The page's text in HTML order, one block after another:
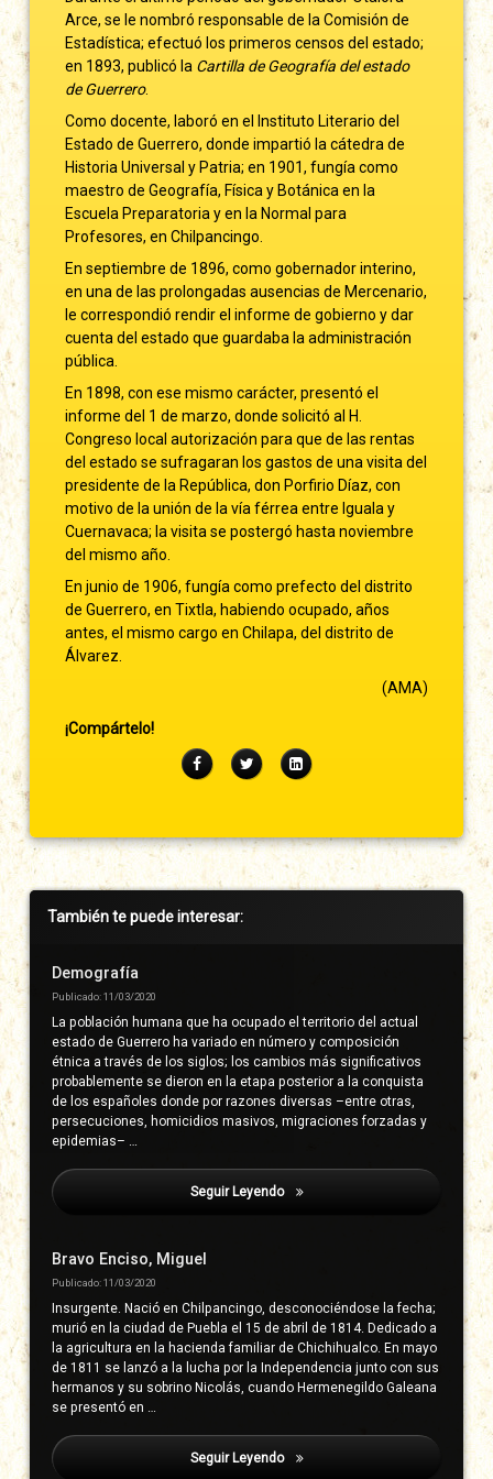
Arce, se le nombró responsable de la Comisión de
Estadística; efectuó los primeros censos del estado;
en 1893, publicó la Cartilla de Geografía del estado
de Guerrero.
Como docente, laboró en el Instituto Literario del
Estado de Guerrero, donde impartió la cátedra de
Historia Universal y Patria; en 1901, fungía como
maestro de Geografía, Física y Botánica en la
Escuela Preparatoria y en la Normal para
Profesores, en Chilpancingo.
En septiembre de 1896, como gobernador interino,
en una de las prolongadas ausencias de Mercenario,
le correspondió rendir el informe de gobierno y dar
cuenta del estado que guardaba la administración
pública.
En 1898, con ese mismo carácter, presentó el
informe del 1 de marzo, donde solicitó al H.
Congreso local autorización para que de las rentas
del estado se sufragaran los gastos de una visita del
presidente de la República, don Porfirio Díaz, con
motivo de la unión de la vía férrea entre Iguala y
Cuernavaca; la visita se postergó hasta noviembre
del mismo año.
En junio de 1906, fungía como prefecto del distrito
de Guerrero, en Tixtla, habiendo ocupado, años
antes, el mismo cargo en Chilapa, del distrito de
Álvarez.
(AMA)
¡Compártelo!
FacebookTwitterLinkedIn
Barra
derecha
También te puede interesar:
Demografía
Publicado: 11/03/2020
La población humana que ha ocupado el territorio del actual
estado de Guerrero ha variado en número y composición
étnica a través de los siglos; los cambios más significativos
probablemente se dieron en la etapa posterior a la conquista
de los españoles donde por razones diversas –entre otras,
persecuciones, homicidios masivos, migraciones forzadas y
epidemias– …
Seguir Leyendo Viramontes Salcedo, Leopoldo
Bravo Enciso, Miguel
Publicado: 11/03/2020
Insurgente. Nació en Chilpancingo, desconociéndose la fecha;
murió en la ciudad de Puebla el 15 de abril de 1814. Dedicado a
la agricultura en la hacienda familiar de Chichihualco. En mayo
de 1811 se lanzó a la lucha por la Independencia junto con sus
hermanos y su sobrino Nicolás, cuando Hermenegildo Galeana
se presentó en …
Seguir Leyendo Viramontes Salcedo, Leopoldo